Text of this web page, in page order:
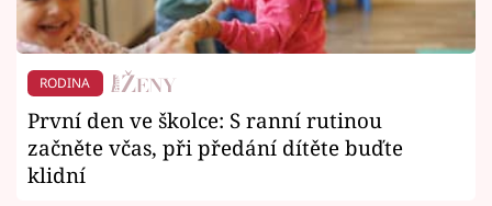
RODINA
První den ve školce: S ranní rutinou
začněte včas, při předání dítěte buďte
klidní